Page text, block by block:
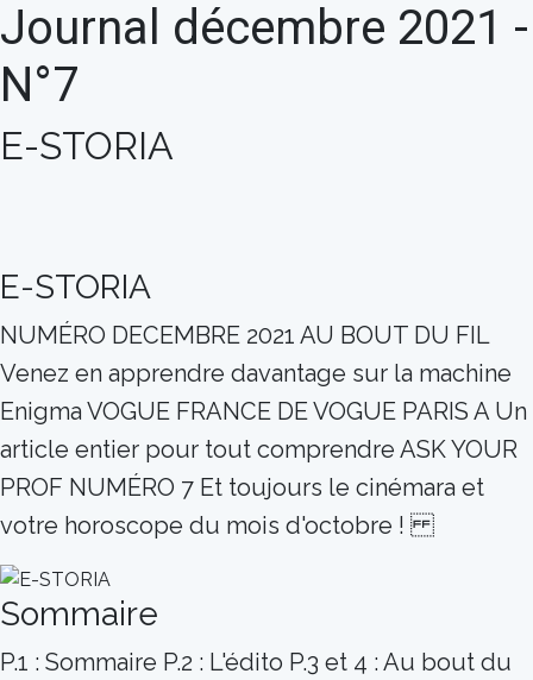
Journal décembre 2021 -
N°7
E-STORIA
E-STORIA
NUMÉRO DECEMBRE 2021 AU BOUT DU FIL
Venez en apprendre davantage sur la machine
Enigma VOGUE FRANCE DE VOGUE PARIS A Un
article entier pour tout comprendre ASK YOUR
PROF NUMÉRO 7 Et toujours le cinémara et
votre horoscope du mois d'octobre !
Sommaire
P.1 : Sommaire P.2 : L'édito P.3 et 4 : Au bout du